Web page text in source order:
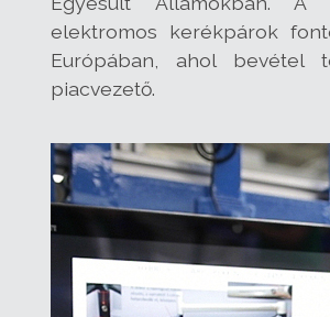
elektromos kerékpárok
Európában, ahol bevétel
piacvezető.